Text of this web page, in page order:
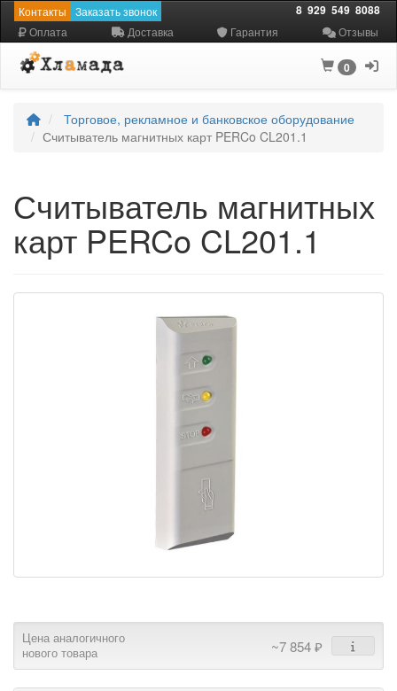
Контакты Заказать звонок 8 929 549 8088
Оплата Доставка Гарантия Отзывы
0
Торговое, рекламное и банковское оборудование
Считыватель магнитных карт PERCo CL201.1
Считыватель магнитных
карт PERCo CL201.1
Цена аналогичного
нового товара
~7 854 ₽